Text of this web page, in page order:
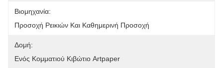
Βιομηχανία:
Προσοχή Ρεικιών Και Καθημερινή Προσοχή
Δομή:
Ενός Κομματιού Κιβώτιο Artpaper